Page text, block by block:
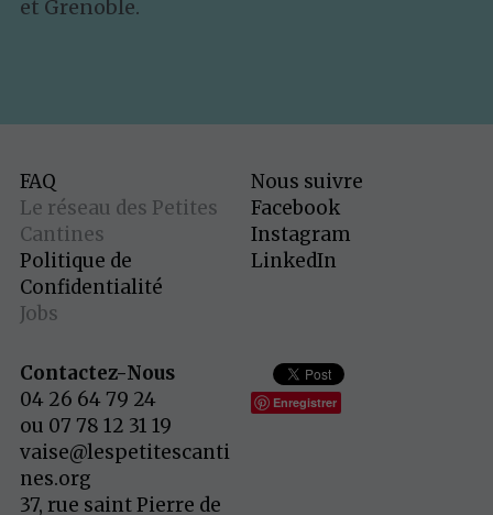
et Grenoble.
FAQ
Le réseau des Petites
Cantines
Politique de
Confidentialité
Jobs
Nous suivre
Facebook
Instagram
LinkedIn
Contactez-Nous
04 26 64 79 24
ou 07 78 12 31 19
vaise@lespetitescanti
nes.org
37, rue saint Pierre de
Enregistrer